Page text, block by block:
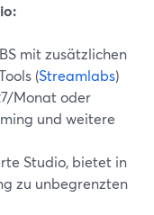
mit zusätzlichen
(Streamlabs)
Monat oder
und weitere
Studio, bietet in
zu unbegrenzten